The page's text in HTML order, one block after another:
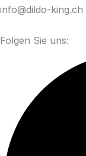
info@dildo-king.ch
Folgen Sie uns: